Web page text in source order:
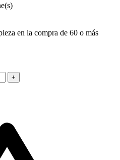
en la compra de 60 o más
+